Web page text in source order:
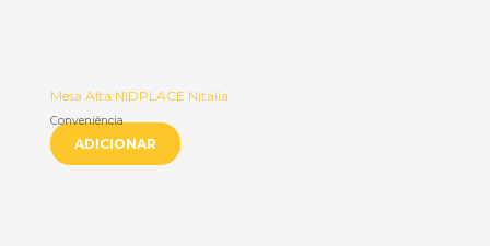
Mesa Alta NIDPLACE Nitalia
Conveniência
ADICIONAR